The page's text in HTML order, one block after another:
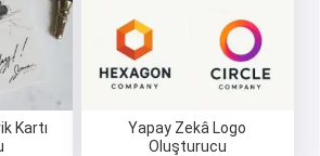
Kartı
Yapay Zekâ Logo
Oluşturucu